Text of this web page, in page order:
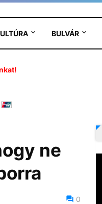
BULVÁR
ne
0